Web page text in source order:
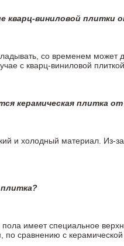
кварц-виниловой плитки
со временем
с кварц-виниловой
керамическая плитка
и холодный материал. Из-
плитка?
пола имеет специальное
сравнению с